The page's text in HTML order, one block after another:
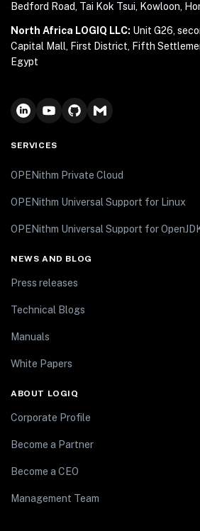
Bedford Road, Tai Kok Tsui, Kowloon,
North Africa LOGIQ LLC: Unit G26,
Capital Mall, First District, Fifth
Egypt
SERVICES
OPENithm Private Cloud
OPENithm Universal Support for Linux
OPENithm Universal Support for
NEWS AND BLOG
Press releases
Technical Blogs
Manuals
White Papers
ABOUT LOGIQ
Corporate Profile
Become a Partner
Become a CEO
Management Team